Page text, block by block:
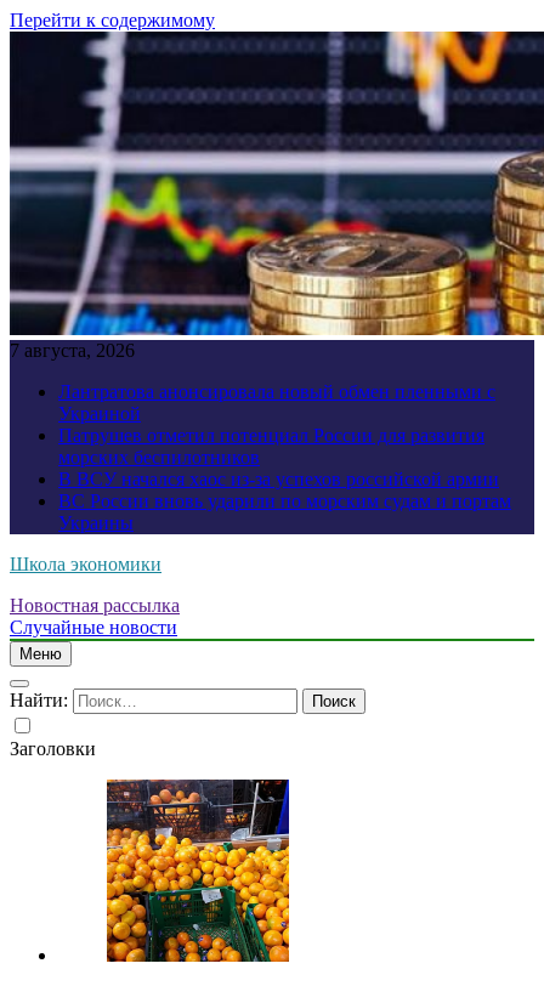
Перейти к содержимому
7 августа, 2026
Лантратова анонсировала новый обмен пленными с
Украиной
Патрушев отметил потенциал России для развития
морских беспилотников
В ВСУ начался хаос из-за успехов российской армии
ВС России вновь ударили по морским судам и портам
Украины
Школа экономики
Новостная рассылка
Случайные новости
Меню
Найти:
Заголовки